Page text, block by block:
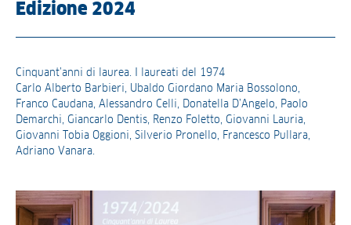
Edizione 2024
Cinquant’anni di laurea. I laureati del 1974
Carlo Alberto Barbieri, Ubaldo Giordano Maria Bossolono,
Franco Caudana, Alessandro Celli, Donatella D’Angelo, Paolo
Demarchi, Giancarlo Dentis, Renzo Foletto, Giovanni Lauria,
Giovanni Tobia Oggioni, Silverio Pronello, Francesco Pullara,
Adriano Vanara.